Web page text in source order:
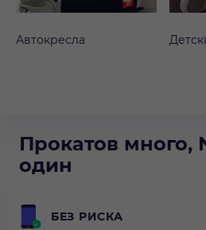
Автокресла
Прокатов много,
один
БЕЗ РИСКА